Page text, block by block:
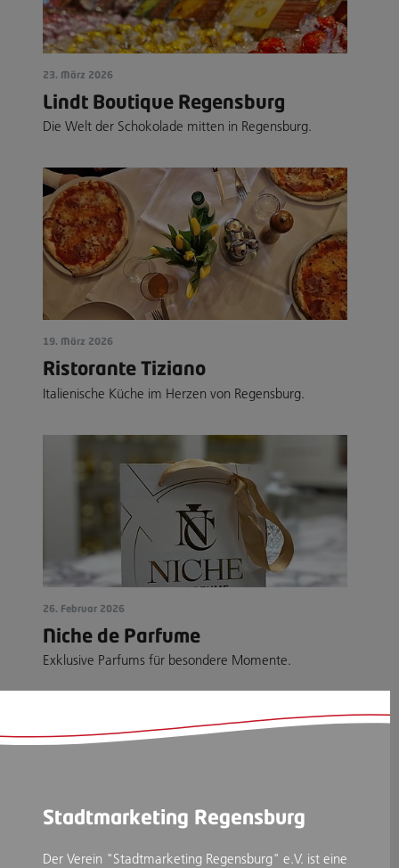
23. März 2026
Lindt Boutique Regensburg
Die Welt der Schokolade mitten in Regensburg.
19. März 2026
Ristorante Tiziano
Italienische Küche im Herzen von Regensburg.
26. Februar 2026
Niche de Parfume
Exklusive Parfums für besondere Momente.
Stadtmarketing Regensburg
Der Verein "Stadtmarketing Regensburg" e.V. ist eine